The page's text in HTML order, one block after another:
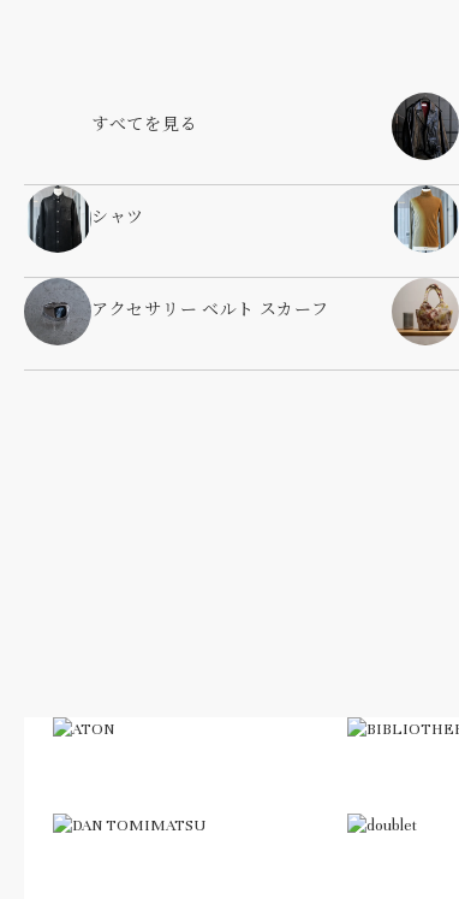
すべてを見る
シャツ
アクセサリー ベルト スカーフ